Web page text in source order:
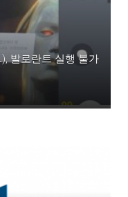
발로란트 실행 불가